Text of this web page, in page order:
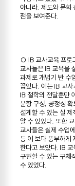
아니라, 제도와 문화
점을 보여준다.
○ IB 교사교육 프로
교사들은 IB 교육을
과제로 개념기 반 수
꼽았다. 이는 IB 교
IB 철학의 전달뿐만
문항 구성, 공정성
설계할 수 있는 실
알 수 있었다. 또한
교사들은 실제 수업
등 이 보다 풍부하게
한다고 보았다. IB
구현할 수 있는 구체
수 있었다.